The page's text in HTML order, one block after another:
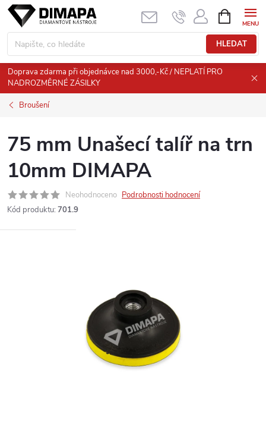
Přejít
obsah
HLEDAT
NÁKUPNÍ
KOŠÍK
Doprava zdarma při objednávce nad 3000,-Kč / NEPLATÍ PRO
NADROZMĚRNÉ ZÁSILKY
Broušení
75 mm Unašecí talíř na trn
10mm DIMAPA
Neohodnoceno Podrobnosti hodnocení
Kód produktu: 701.9